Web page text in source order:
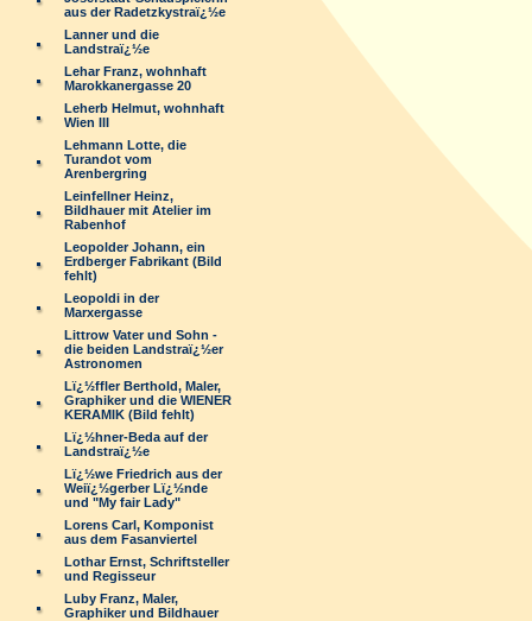
aus der Radetzkystraï¿½e
Lanner und die
Landstraï¿½e
Lehar Franz, wohnhaft
Marokkanergasse 20
Leherb Helmut, wohnhaft
Wien III
Lehmann Lotte, die
Turandot vom
Arenbergring
Leinfellner Heinz,
Bildhauer mit Atelier im
Rabenhof
Leopolder Johann, ein
Erdberger Fabrikant (Bild
fehlt)
Leopoldi in der
Marxergasse
Littrow Vater und Sohn -
die beiden Landstraï¿½er
Astronomen
Lï¿½ffler Berthold, Maler,
Graphiker und die WIENER
KERAMIK (Bild fehlt)
Lï¿½hner-Beda auf der
Landstraï¿½e
Lï¿½we Friedrich aus der
Weiï¿½gerber Lï¿½nde
und "My fair Lady"
Lorens Carl, Komponist
aus dem Fasanviertel
Lothar Ernst, Schriftsteller
und Regisseur
Luby Franz, Maler,
Graphiker und Bildhauer